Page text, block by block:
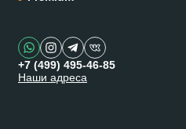
+7 (499) 495-46-85
Наши адреса
Instagram